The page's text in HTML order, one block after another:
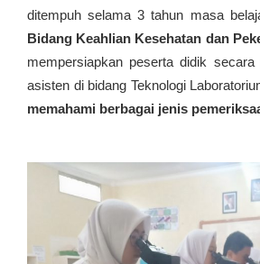
ditempuh selama 3 tahun masa
Bidang Keahlian Kesehatan dan
mempersiapkan peserta didik secara
asisten di bidang Teknologi
memahami berbagai jenis